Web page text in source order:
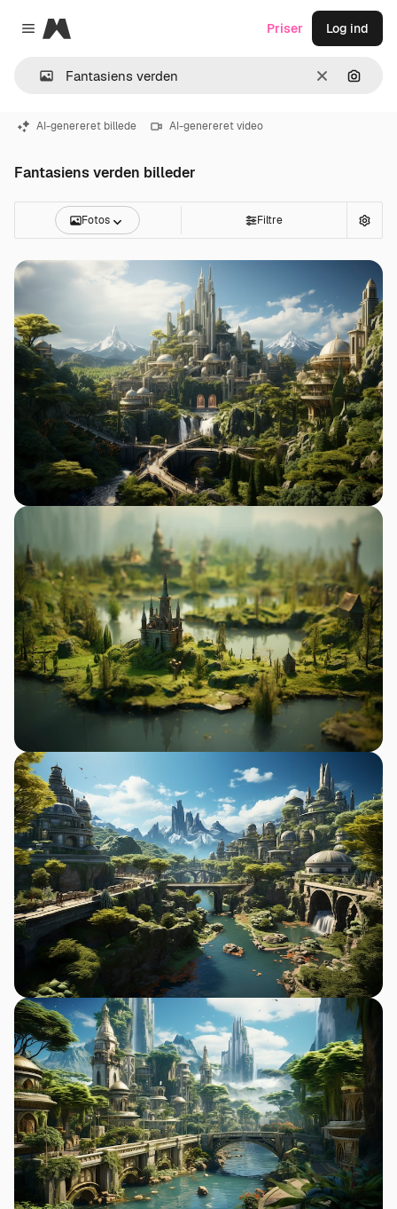
Close menu
Magnific
Klar Søg
Priser Log ind
AI-genereret billede AI-genereret video
Fantasiens verden billeder
Fotos Filtre